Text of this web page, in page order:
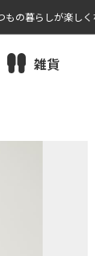
の暮らしが楽し
雑貨